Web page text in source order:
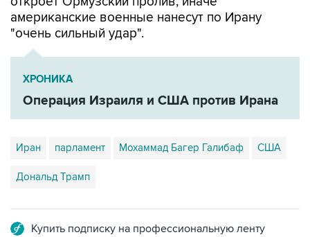
американские военные нанесут по Ирану
"очень сильный удар".
ХРОНИКА
Операция Израиля и США против Ирана
Иран парламент Мохаммад Багер Галибаф США
Дональд Трамп
Купить подписку на профессиональную ленту